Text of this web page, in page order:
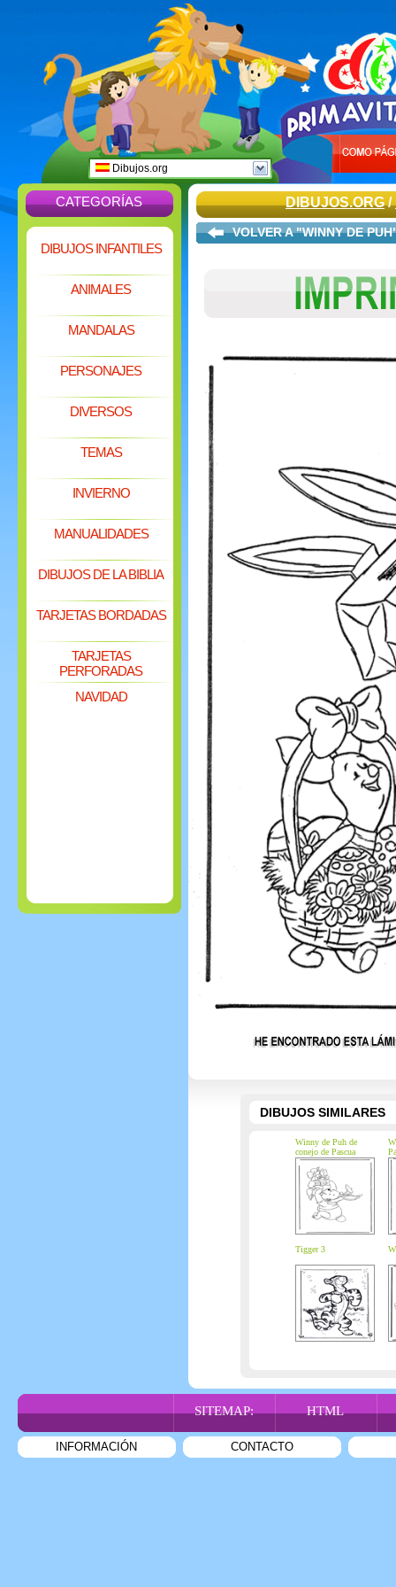
Dibujos.org
CATEGORÍAS
DIBUJOS INFANTILES
ANIMALES
MANDALAS
PERSONAJES
DIVERSOS
TEMAS
INVIERNO
MANUALIDADES
DIBUJOS DE LA BIBLIA
TARJETAS BORDADAS
TARJETAS
PERFORADAS
NAVIDAD
DIBUJOS.ORG/
VOLVER A "WINNY DE
DIBUJOS SIMILARES
Winny de Puh de
conejo de Pascua
Tigger 3
SITEMAP: HTML
INFORMACIÓN CONTACTO